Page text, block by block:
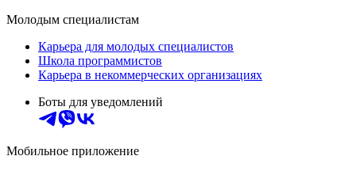
Молодым специалистам
Карьера для молодых специалистов
Школа программистов
Карьера в некоммерческих организациях
Боты для уведомлений
Мобильное приложение